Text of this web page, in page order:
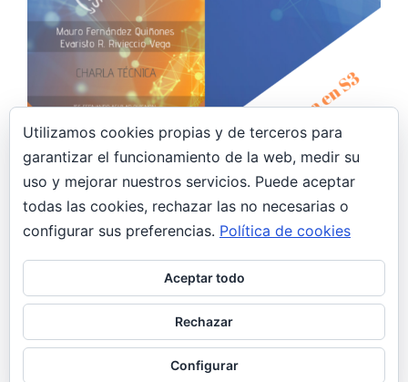
14 noviembre, 2019
Charla Técnica Lab1 – Web estática en
Amazon S3
Hoy he tenido la suerte de asistir junto a mi
compañero Mauro Fernández Quiñones, como
ponentes a la charla técnica…
Utilizamos cookies propias y de terceros para
garantizar el funcionamiento de la web, medir su
uso y mejorar nuestros servicios. Puede aceptar
todas las cookies, rechazar las no necesarias o
configurar sus preferencias. Política de cookies
Aceptar todo
Rechazar
Configurar